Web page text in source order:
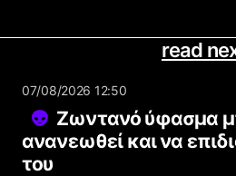
read
07/08/2026 12:50
Ζωντανό ύφασμα
ανανεωθεί και να
του